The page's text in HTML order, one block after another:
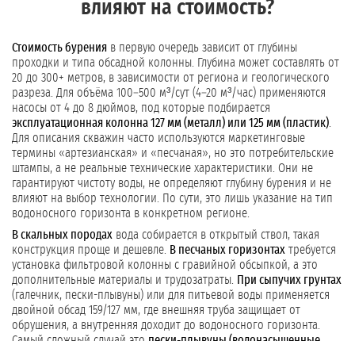
влияют на стоимость?
Стоимость бурения в первую очередь зависит от глубины
проходки и типа обсадной колонны. Глубина может составлять от
20 до 300+ метров, в зависимости от региона и геологического
разреза. Для объёма 100–500 м³/сут (4–20 м³/час) применяются
насосы от 4 до 8 дюймов, под которые подбирается
эксплуатационная колонна 127 мм (металл) или 125 мм (пластик)
Для описания скважин часто используются маркетинговые
термины «артезианская» и «песчаная», но это потребительские
штампы, а не реальные технические характеристики. Они не
гарантируют чистоту воды, не определяют глубину бурения и не
влияют на выбор технологии. По сути, это лишь указание на тип
водоносного горизонта в конкретном регионе.
В скальных породах вода собирается в открытый ствол, такая
конструкция проще и дешевле. В песчаных горизонтах требуется
установка фильтровой колонны с гравийной обсыпкой, а это
дополнительные материалы и трудозатраты. При сыпучих грунтах
(галечник, пески-плывуны) или для питьевой воды применяется
двойной обсад 159/127 мм, где внешняя труба защищает от
обрушения, а внутренняя доходит до водоносного горизонта.